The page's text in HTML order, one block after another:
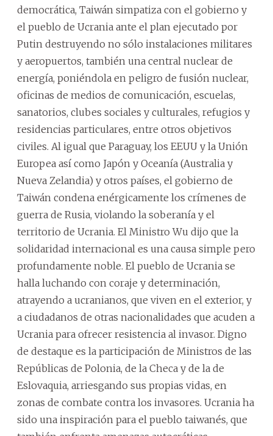
democrática, Taiwán simpatiza con el gobierno y
el pueblo de Ucrania ante el plan ejecutado por
Putin destruyendo no sólo instalaciones militares
y aeropuertos, también una central nuclear de
energía, poniéndola en peligro de fusión nuclear,
oficinas de medios de comunicación, escuelas,
sanatorios, clubes sociales y culturales, refugios y
residencias particulares, entre otros objetivos
civiles. Al igual que Paraguay, los EEUU y la Unión
Europea así como Japón y Oceanía (Australia y
Nueva Zelandia) y otros países, el gobierno de
Taiwán condena enérgicamente los crímenes de
guerra de Rusia, violando la soberanía y el
territorio de Ucrania. El Ministro Wu dijo que la
solidaridad internacional es una causa simple pero
profundamente noble. El pueblo de Ucrania se
halla luchando con coraje y determinación,
atrayendo a ucranianos, que viven en el exterior, y
a ciudadanos de otras nacionalidades que acuden a
Ucrania para ofrecer resistencia al invasor. Digno
de destaque es la participación de Ministros de las
Repúblicas de Polonia, de la Checa y de la de
Eslovaquia, arriesgando sus propias vidas, en
zonas de combate contra los invasores. Ucrania ha
sido una inspiración para el pueblo taiwanés, que